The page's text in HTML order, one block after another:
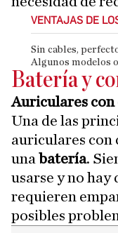
VENTAJAS DE
Sin cables,
Algunos modelos
Batería y
Auriculares con
Una de las
auriculares con
una batería.
usarse y no hay
requieren
posibles